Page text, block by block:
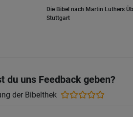
Die Bibel nach Martin Luthers
Stuttgart
du uns Feedback geben?
der Bibelthek